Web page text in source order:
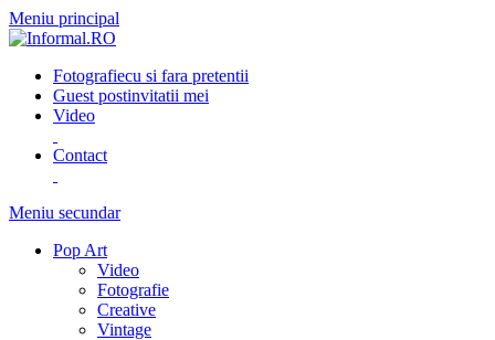
Meniu principal
Fotografiecu si fara pretentii
Guest postinvitatii mei
Video
Contact
Meniu secundar
Pop Art
Video
Fotografie
Creative
Vintage